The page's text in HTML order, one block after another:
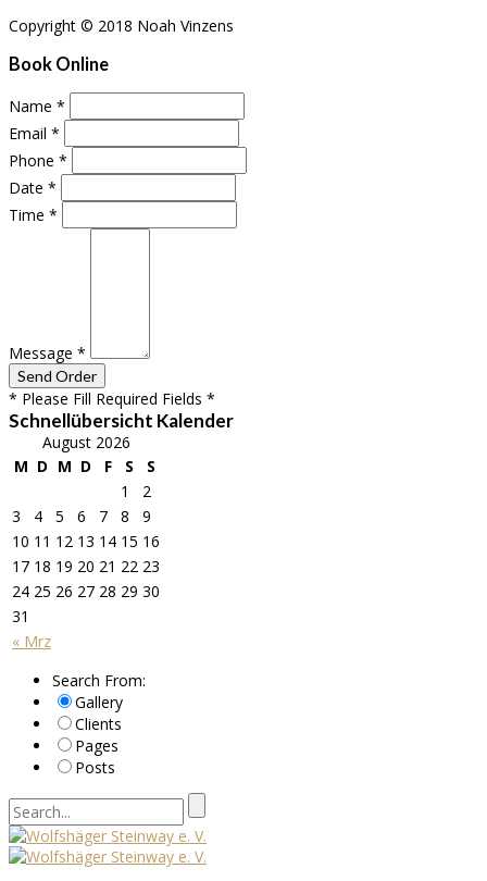
Copyright © 2018 Noah Vinzens
Book Online
Name *
Email *
Phone *
Date *
Time *
Message *
* Please Fill Required Fields *
Schnellübersicht Kalender
August 2026
M D M D F S S
« Mrz
1
2
3
4 5 6 7 8
9
10 11 12 13 14 15 16
17 18 19 20 21 22 23
24 25 26 27 28 29 30
31
Search From:
Gallery
Clients
Pages
Posts